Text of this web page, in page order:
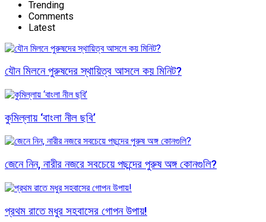
Trending
Comments
Latest
যৌন মিলনে পুরুষদের স্থায়িত্ব আসলে কয় মিনিট?
কুমিল্লায় ‘বাংলা নীল ছবি’
জেনে নিন, নারীর নজরে সবচেয়ে পছন্দের পুরুষ অঙ্গ কোনগুলি?
প্রথম রাতে মধুর সহবাসের গোপন উপায়!